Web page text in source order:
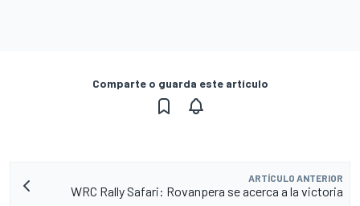
Comparte o guarda este artículo
ARTÍCULO ANTERIOR
WRC Rally Safari: Rovanpera se acerca a la victoria